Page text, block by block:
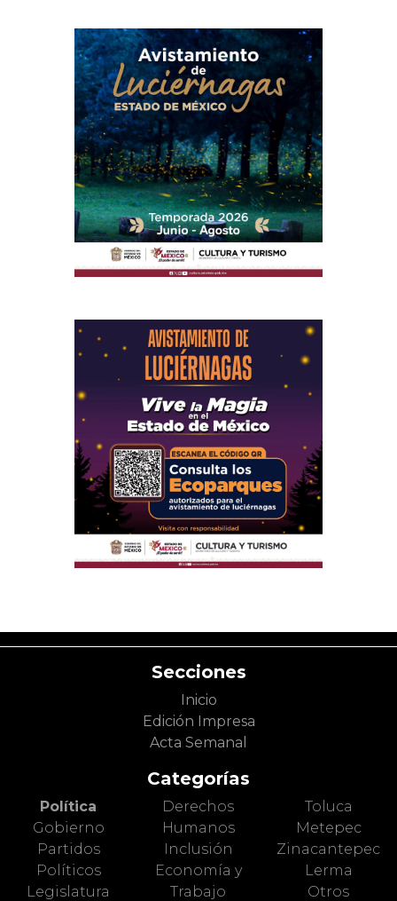
Secciones
Inicio
Edición Impresa
Acta Semanal
Categorías
Política
Gobierno
Partidos
Políticos
Legislatura
Derechos
Humanos
Inclusión
Economía y
Trabajo
Toluca
Metepec
Zinacantepec
Lerma
Otros